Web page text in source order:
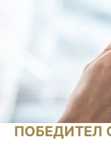
ПОБЕДИТЕЛ